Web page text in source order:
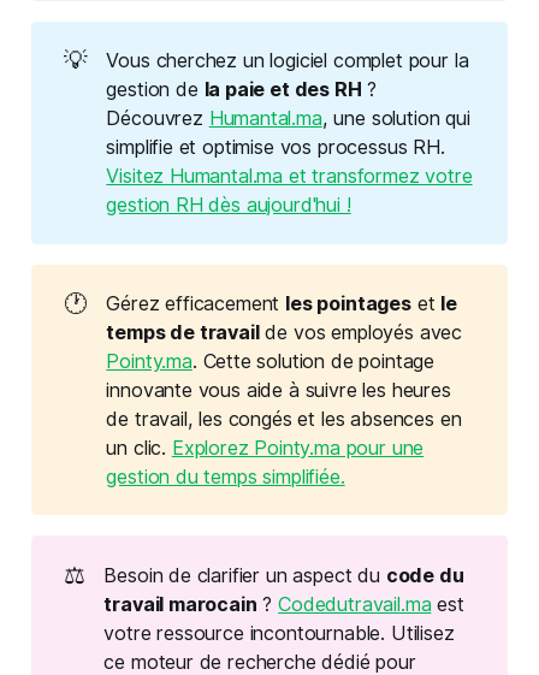
💡
Vous cherchez un logiciel complet pour la
gestion de la paie et des RH ?
Découvrez Humantal.ma, une solution qui
simplifie et optimise vos processus RH.
Visitez Humantal.ma et transformez votre
gestion RH dès aujourd'hui !
🕐 Gérez efficacement les pointageset le
temps de travailde vos employés avec
Pointy.ma. Cette solution de pointage
innovante vous aide à suivre les heures
de travail, les congés et les absences en
un clic. Explorez Pointy.ma pour une
gestion du temps simplifiée.
⚖️ Besoin de clarifier un aspect du code du
travail marocain ?Codedutravail.ma est
votre ressource incontournable. Utilisez
ce moteur de recherche dédié pour